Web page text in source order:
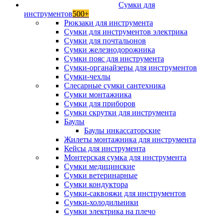
Сумки для
инструментов500+
Рюкзаки для инструмента
Сумки для инструментов электрика
Сумки для почтальонов
Сумки железнодорожника
Сумки пояс для инструмента
Сумки-органайзеры для инструментов
Сумки-чехлы
Слесарные сумки сантехника
Сумки монтажника
Сумки для приборов
Сумки скрутки для инструмента
Баулы
Баулы инкассаторские
Жилеты монтажника для инструмента
Кейсы для инструмента
Монтерская сумка для инструмента
Сумки медицинские
Сумки ветеринарные
Сумки кондуктора
Сумки-саквояжи для инструментов
Сумки-холодильники
Сумки электрика на плечо